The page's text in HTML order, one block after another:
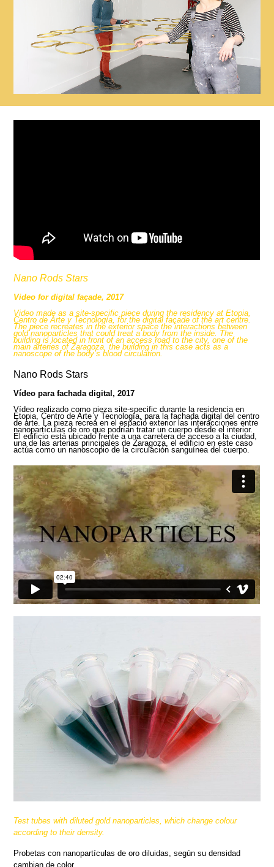
Nano Rods Stars
Video for digital façade, 2017
Video made as a site-specific piece during the residency at Etopia,
Centro de Arte y Tecnología, for the digital façade of the art centre.
The piece recreates in the exterior space the interactions between
gold nanoparticles that could treat a body from the inside. The
building is located in front of an access road to the city, one of the
main arteries of Zaragoza, the building in this case acts as a
nanoscope of the body’s blood circulation.
Nano Rods Stars
Vídeo para fachada digital, 2017
Vídeo realizado como pieza site-specific durante la residencia en
Etopia, Centro de Arte y Tecnología, para la fachada digital del centro
de arte. La pieza recrea en el espacio exterior las interacciones entre
nanopartículas de oro que podrían tratar un cuerpo desde el interior.
El edificio está ubicado frente a una carretera de acceso a la ciudad,
una de las arterias principales de Zaragoza, el edificio en este caso
actúa como un nanoscopio de la circulación sanguínea del cuerpo.
Test tubes with diluted gold nanoparticles, which change colour
according to their density.
Probetas con nanopartículas de oro diluidas, según su densidad
cambian de color.